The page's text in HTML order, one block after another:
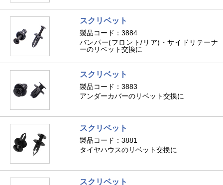
スクリベット
製品コード：3884
バンパー(フロント/リア)・サイドリテーナ
ーのリベット交換に
スクリベット
製品コード：3883
アンダーカバーのリベット交換に
スクリベット
製品コード：3881
タイヤハウスのリベット交換に
スクリベット